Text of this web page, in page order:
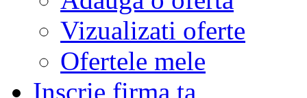
Vizualizati oferte
Ofertele mele
Inscrie firma ta